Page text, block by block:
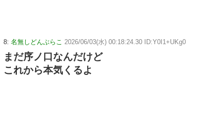
8: 名無しどんぶらこ 2026/06/03(水) 00:18:24.30 ID:Y0I1+UKg0
まだ序ノ口なんだけど
これから本気くるよ